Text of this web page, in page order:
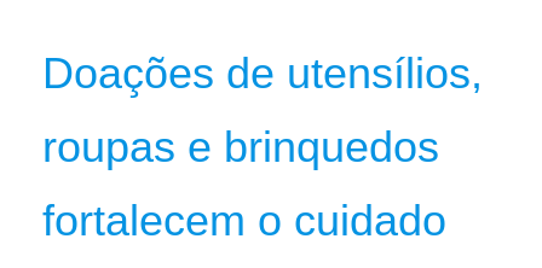
Doações de utensílios,
roupas e brinquedos
fortalecem o cuidado